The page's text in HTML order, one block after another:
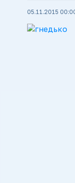
05.11.2015